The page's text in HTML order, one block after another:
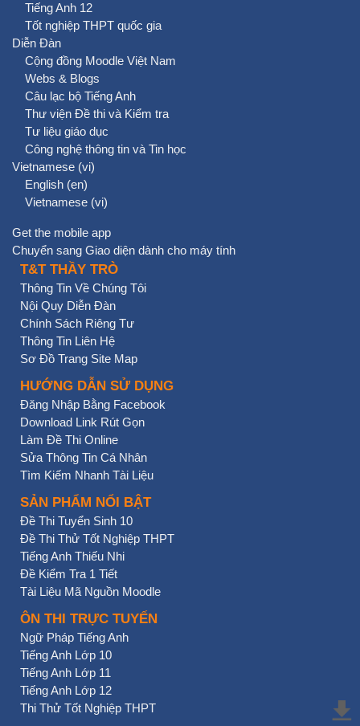
Tiếng Anh 12
Tốt nghiệp THPT quốc gia
Diễn Đàn
Cộng đồng Moodle Việt Nam
Webs & Blogs
Câu lạc bộ Tiếng Anh
Thư viện Đề thi và Kiểm tra
Tư liệu giáo dục
Công nghệ thông tin và Tin học
Vietnamese ‎(vi)‎
English ‎(en)‎
Vietnamese ‎(vi)‎
Get the mobile app
Chuyển sang Giao diện dành cho máy tính
T&T THẦY TRÒ
Thông Tin Về Chúng Tôi
Nội Quy Diễn Đàn
Chính Sách Riêng Tư
Thông Tin Liên Hệ
Sơ Đồ Trang Site Map
HƯỚNG DẪN SỬ DỤNG
Đăng Nhập Bằng Facebook
Download Link Rút Gọn
Làm Đề Thi Online
Sửa Thông Tin Cá Nhân
Tìm Kiếm Nhanh Tài Liệu
SẢN PHẨM NỔI BẬT
Đề Thi Tuyển Sinh 10
Đề Thi Thử Tốt Nghiệp THPT
Tiếng Anh Thiếu Nhi
Đề Kiểm Tra 1 Tiết
Tài Liệu Mã Nguồn Moodle
ÔN THI TRỰC TUYẾN
Ngữ Pháp Tiếng Anh
Tiếng Anh Lớp 10
Tiếng Anh Lớp 11
Tiếng Anh Lớp 12
Thi Thử Tốt Nghiệp THPT